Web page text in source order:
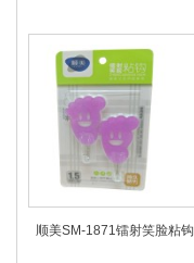
顺美SM-1871镭射笑脸粘钩